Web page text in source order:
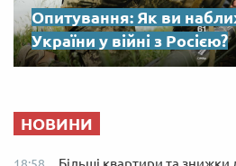
Опитування: Як ви
України у війні з Росією?
НОВИНИ